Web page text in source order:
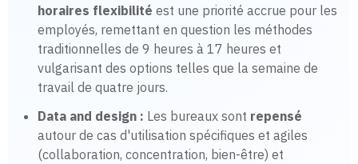
horaires flexibilité est une priorité accrue pour les
employés, remettant en question les méthodes
traditionnelles de 9 heures à 17 heures et
vulgarisant des options telles que la semaine de
travail de quatre jours.
Data and design : Les bureaux sont repensé
autour de cas d'utilisation spécifiques et agiles
(collaboration, concentration, bien-être) et